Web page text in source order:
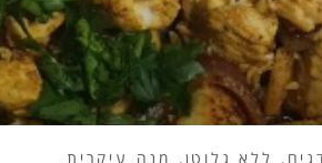
, ללא גלוטן, מנה עיקרית